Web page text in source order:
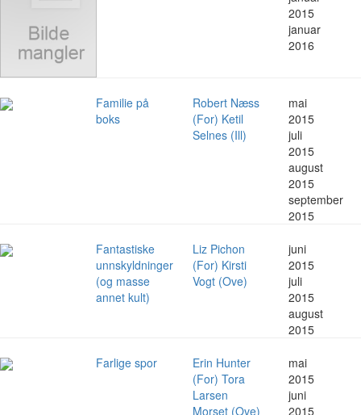
2015
januar
2016
Familie på
boks
Robert Næss
(For) Ketil
Selnes (Ill)
mai
2015
juli
2015
august
2015
september
2015
Fantastiske
unnskyldninger
(og masse
annet kult)
Liz Pichon
(For) Kirsti
Vogt (Ove)
juni
2015
juli
2015
august
2015
Farlige spor
Erin Hunter
(For) Tora
Larsen
Morset (Ove)
mai
2015
juni
2015